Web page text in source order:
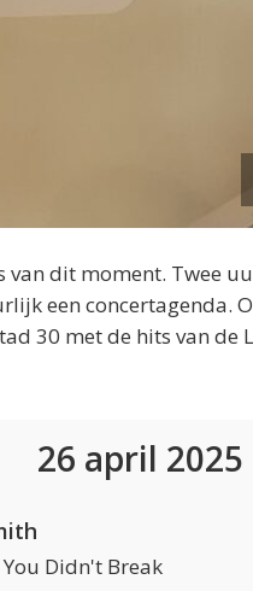
dit moment. Twee
een concertagenda.
30 met de hits van de
26 april 2025
Didn't Break